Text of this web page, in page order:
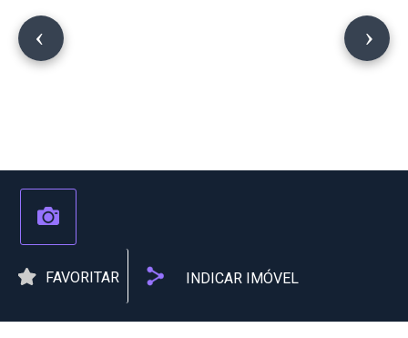
FAVORITAR INDICAR IMÓVEL